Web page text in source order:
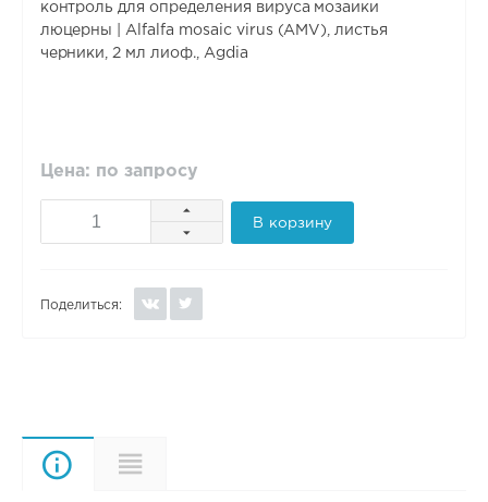
контроль для определения вируса мозаики
люцерны | Alfalfa mosaic virus (AMV), листья
черники, 2 мл лиоф., Agdia
Цена: по запросу
В корзину
Поделиться:
Описание